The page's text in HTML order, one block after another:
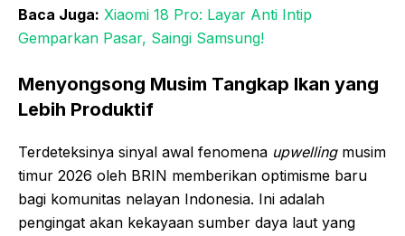
Baca Juga: Xiaomi 18 Pro: Layar Anti Intip
Gemparkan Pasar, Saingi Samsung!
Menyongsong Musim Tangkap Ikan yang
Lebih Produktif
Terdeteksinya sinyal awal fenomena upwellingmusim
timur 2026 oleh BRIN memberikan optimisme baru
bagi komunitas nelayan Indonesia. Ini adalah
pengingat akan kekayaan sumber daya laut yang